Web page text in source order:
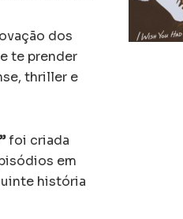
dos
te prender
thriller e
foi criada
em
história